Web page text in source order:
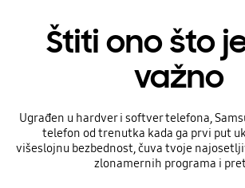
Štiti ono što
važno
Ugrađen u hardver i softver telefona,
telefon od trenutka kada ga prvi put
višeslojnu bezbednost, čuva tvoje
zlonamernih programa i